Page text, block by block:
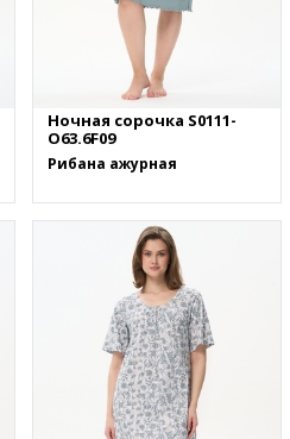
Ночная сорочка S0111-
O63.6F09
Рибана ажурная